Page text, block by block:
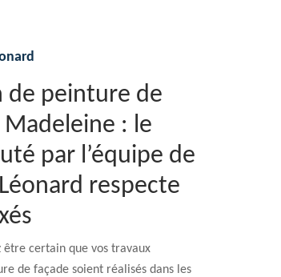
de peinture de
Madeleine : le
par l’équipe de
respecte
être certain que vos travaux
de façade soient réalisés dans les